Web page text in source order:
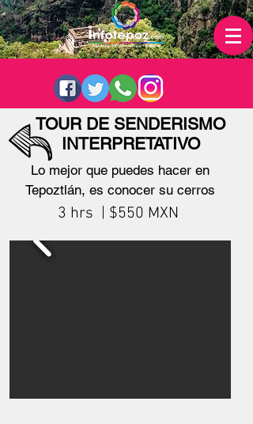
Ver
Todos
TOUR DE SENDERISMO
INTERPRETATIVO
Lo mejor que puedes hacer en
Tepoztlán, es conocer su cerros
3 hrs | $550 MXN